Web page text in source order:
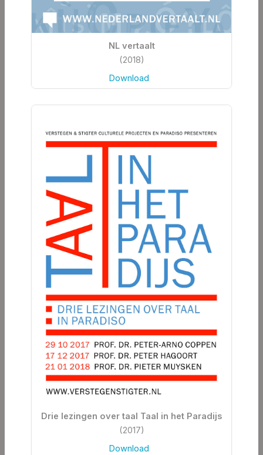
NL vertaalt
(2018)
Download
Drie lezingen over taal Taal in het Paradijs
(2017)
Download